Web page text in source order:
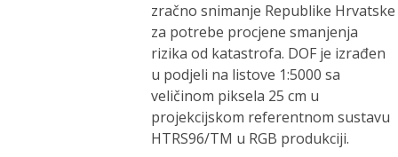
zračno snimanje Republike Hrvatske
za potrebe procjene smanjenja
rizika od katastrofa. DOF je izrađen
u podjeli na listove 1:5000 sa
veličinom piksela 25 cm u
projekcijskom referentnom sustavu
HTRS96/TM u RGB produkciji.